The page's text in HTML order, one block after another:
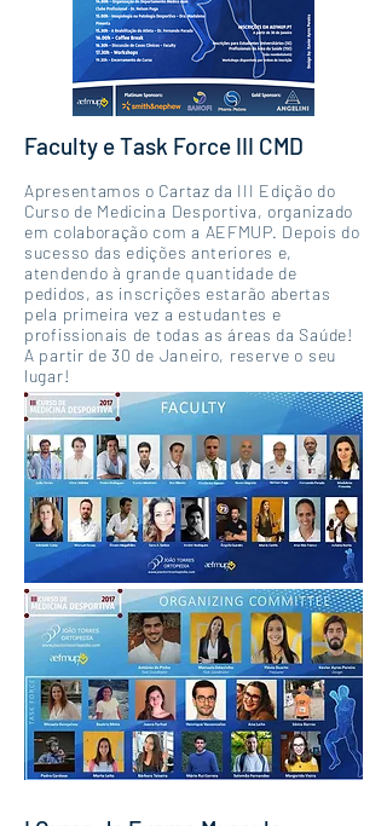
Faculty e Task Force III CMD
Apresentamos o Cartaz da III Edição do
Curso de Medicina Desportiva, organizado
em colaboração com a AEFMUP. Depois do
sucesso das edições anteriores e,
atendendo à grande quantidade de
pedidos, as inscrições estarão abertas
pela primeira vez a estudantes e
profissionais de todas as áreas da Saúde!
A partir de 30 de Janeiro, reserve o seu
lugar!